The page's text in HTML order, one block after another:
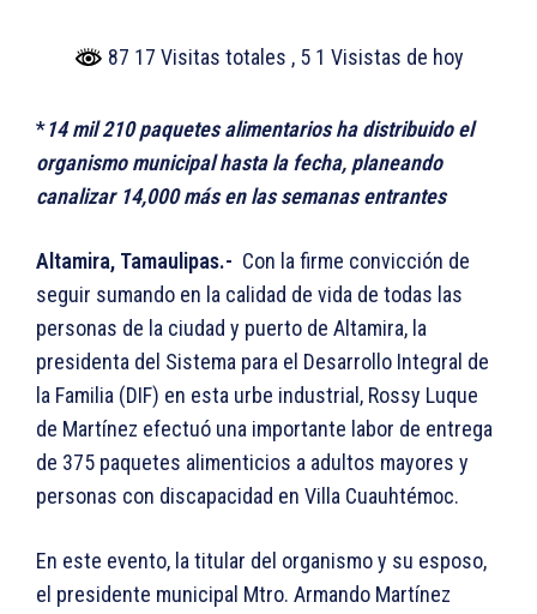
87 17 Visitas totales , 5 1 Visistas de hoy
*14 mil 210 paquetes alimentarios ha distribuido el
organismo municipal hasta la fecha, planeando
canalizar 14,000 más en las semanas entrantes
Altamira, Tamaulipas.- Con la firme convicción de
seguir sumando en la calidad de vida de todas las
personas de la ciudad y puerto de Altamira, la
presidenta del Sistema para el Desarrollo Integral de
la Familia (DIF) en esta urbe industrial, Rossy Luque
de Martínez efectuó una importante labor de entrega
de 375 paquetes alimenticios a adultos mayores y
personas con discapacidad en Villa Cuauhtémoc.
En este evento, la titular del organismo y su esposo,
el presidente municipal Mtro. Armando Martínez